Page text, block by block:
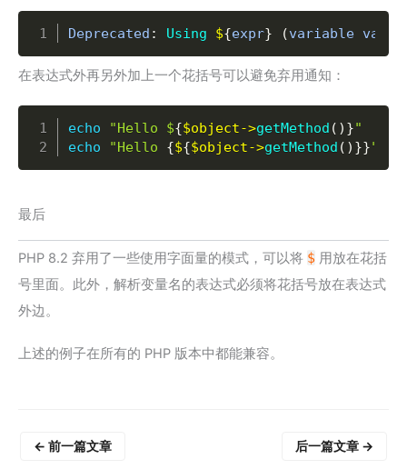
Deprecated : Using ${expr} (variable
在表达式外再另外加上一个花括号可以避免弃用通知：
echo "Hello ${$object->getMethod ( ) }"
echo
"Hello {${$object->getMethod ( ) }}"
Copy
最后
PHP 8.2 弃用了一些使用字面量的模式，可以将 $ 用放在花括
号里面。此外，解析变量名的表达式必须将花括号放在表达式
外边。
上述的例子在所有的 PHP 版本中都能兼容。
← 前一篇文章 后一篇文章 →